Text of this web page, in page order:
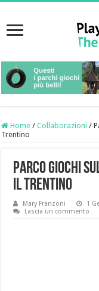
Home / Collaborazioni /
Trentino
Parco giochi
il Trentino
Mary Franzoni 1
Lascia un commento